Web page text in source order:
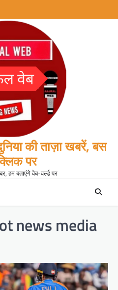
की ताज़ा खबरें, बस
पर
बताएंगे वेब-वर्ल्ड पर
news media